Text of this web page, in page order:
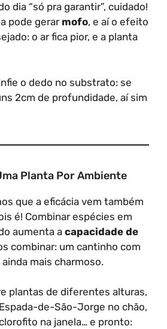
dia “só pra garantir”, cuidado!
pode gerar mofo, e aí o efeito
o ar fica pior, e a planta
o dedo no substrato: se
2cm de profundidade, aí sim
Planta Por Ambiente
que a eficácia vem também
é! Combinar espécies em
aumenta a capacidade de
combinar: um cantinho com
mais charmoso.
plantas de diferentes alturas,
de-São-Jorge no chão,
na janela… e pronto: